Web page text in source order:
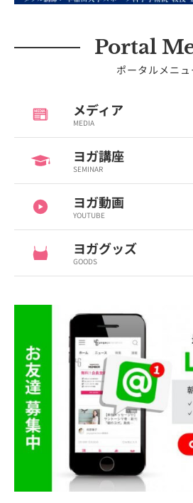
Portal
ポータルメニュ
メディア
MEDIA
ヨガ講座
SEMINAR
ヨガ動画
YOUTUBE
ヨガグッズ
GOODS